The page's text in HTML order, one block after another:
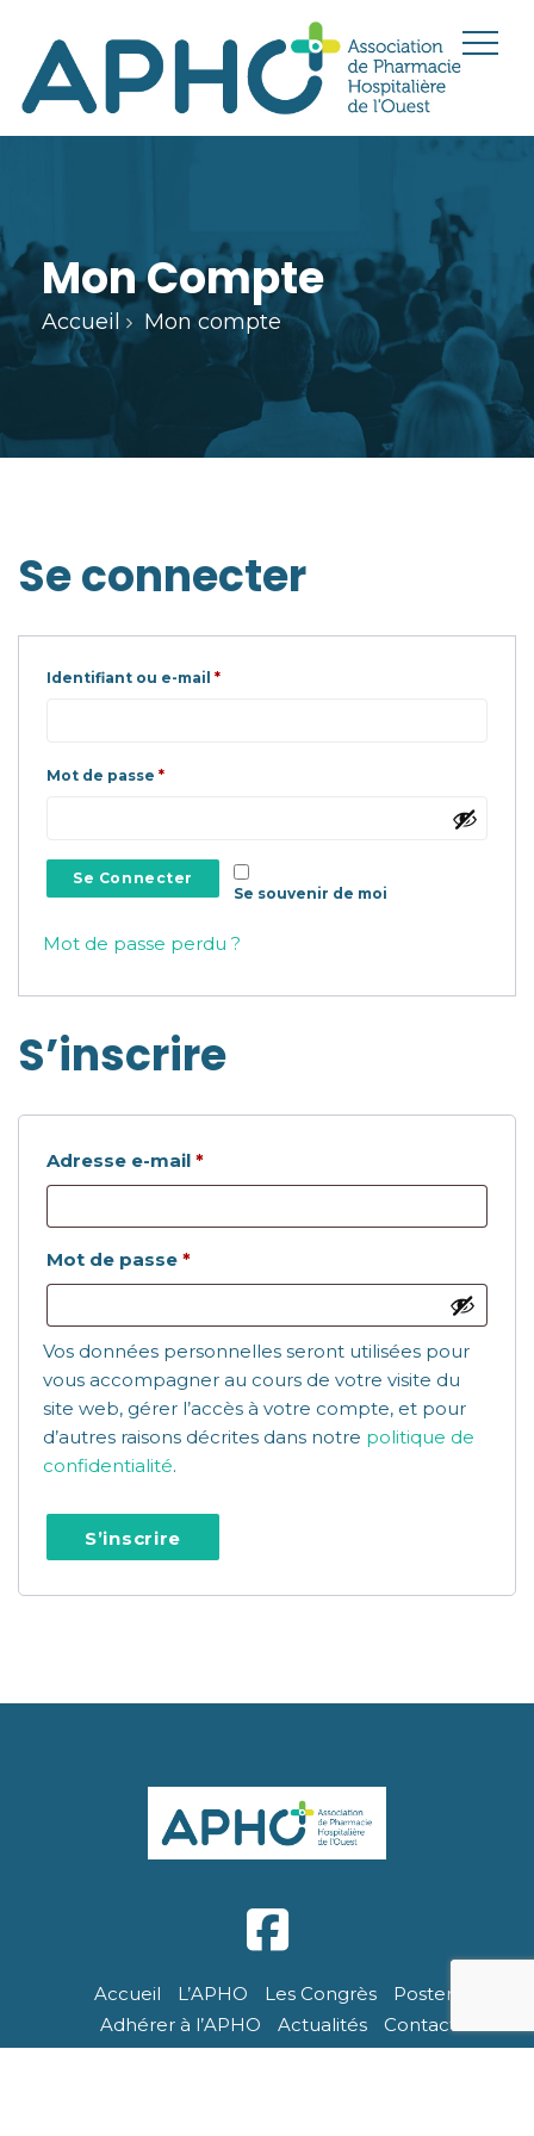
Mon Compte
Accueil Mon compte
Se connecter
Identifiant ou e-mail *Obligatoire
Mot de passe *Obligatoire
Se souvenir de moi
Se Connecter
Mot de passe perdu ?
S’inscrire
Adresse e-mail *
Mot de passe *
Vos données personnelles seront utilisées pour
vous accompagner au cours de votre visite du
site web, gérer l’accès à votre compte, et pour
d’autres raisons décrites dans notre politique de
confidentialité.
S’inscrire
Accueil L’APHO Les Congrès
Posters
Adhérer à l’APHO
Actualités Contact